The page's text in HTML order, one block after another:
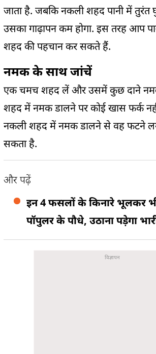
जाता है. जबकि नकली शहद पानी में
उसका गाढ़ापन कम होगा. इस तरह आप
शहद की पहचान कर सकते हैं.
नमक के साथ जांचें
एक चमच शहद लें और उसमें कुछ दाने
शहद में नमक डालने पर कोई खास फर्क
नकली शहद में नमक डालने से वह फटने
सकता है.
और पढ़ें
इन 4 फसलों के किनारे भूलकर
पॉपुलर के पौधे, उठाना पड़ेगा